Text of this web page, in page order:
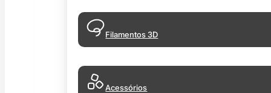
Filamentos 3D
Acessórios